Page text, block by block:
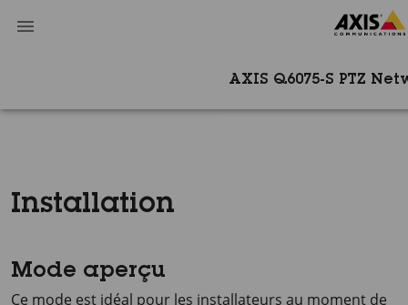
AXIS Q6075-S PTZ
Installation
Mode aperçu
Ce mode est idéal pour les installateurs au moment de